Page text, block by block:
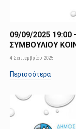
09/09/2025
ΣΥΜΒΟΥΛΙΟΥ
4 Σεπτεμβρίου 2025
Περισσότερα